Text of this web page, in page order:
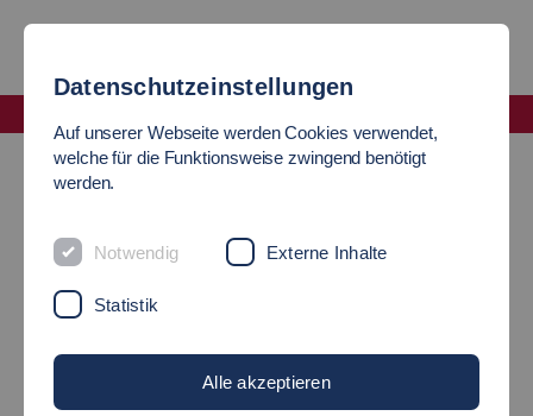
Professorinnen und Professoren
PROFESSORINNEN UND
PROFESSOREN
Datenschutzeinstellungen
Auf unserer Webseite werden Cookies verwendet,
welche für die Funktionsweise zwingend benötigt
werden.
Notwendig Externe Inhalte
Statistik
Alle akzeptieren